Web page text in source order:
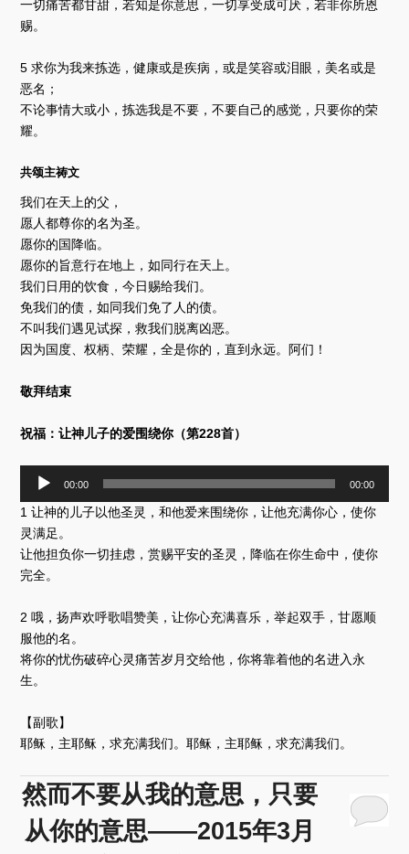
一切痛苦都甘甜，若知是你意思，一切享受成可厌，若非你所恩
赐。
5 求你为我来拣选，健康或是疾病，或是笑容或泪眼，美名或是
恶名；
不论事情大或小，拣选我是不要，不要自己的感觉，只要你的荣
耀。
共颂主祷文
我们在天上的父，
愿人都尊你的名为圣。
愿你的国降临。
愿你的旨意行在地上，如同行在天上。
我们日用的饮食，今日赐给我们。
免我们的债，如同我们免了人的债。
不叫我们遇见试探，救我们脱离凶恶。
因为国度、权柄、荣耀，全是你的，直到永远。阿们！
敬拜结束
祝福：让神儿子的爱围绕你（第228首）
播
放
器
00:00 00:00
1 让神的儿子以他圣灵，和他爱来围绕你，让他充满你心，使你
灵满足。
让他担负你一切挂虑，赏赐平安的圣灵，降临在你生命中，使你
完全。
2 哦，扬声欢呼歌唱赞美，让你心充满喜乐，举起双手，甘愿顺
服他的名。
将你的忧伤破碎心灵痛苦岁月交给他，你将靠着他的名进入永
生。
【副歌】
耶稣，主耶稣，求充满我们。耶稣，主耶稣，求充满我们。
然而不要从我的意思，只要
从你的意思——2015年3月